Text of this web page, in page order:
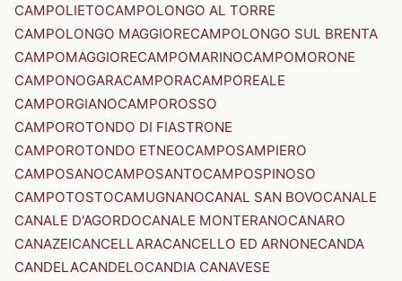
CAMPOLIETOCAMPOLONGO AL TORRE
CAMPOLONGO MAGGIORECAMPOLONGO SUL BRENTA
CAMPOMAGGIORECAMPOMARINOCAMPOMORONE
CAMPONOGARACAMPORACAMPOREALE
CAMPORGIANOCAMPOROSSO
CAMPOROTONDO DI FIASTRONE
CAMPOROTONDO ETNEOCAMPOSAMPIERO
CAMPOSANOCAMPOSANTOCAMPOSPINOSO
CAMPOTOSTOCAMUGNANOCANAL SAN BOVOCANALE
CANALE D'AGORDOCANALE MONTERANOCANARO
CANAZEICANCELLARACANCELLO ED ARNONECANDA
CANDELACANDELOCANDIA CANAVESE